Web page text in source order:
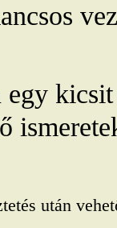
után